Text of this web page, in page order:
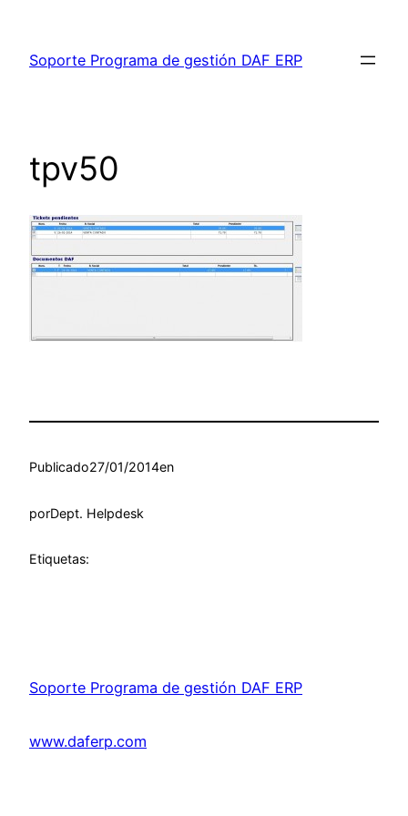
contenido
Soporte Programa de gestión DAF ERP
tpv50
Publicado27/01/2014en
porDept. Helpdesk
Etiquetas:
Soporte Programa de gestión DAF ERP
www.daferp.com